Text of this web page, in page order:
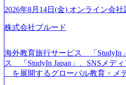
をデザインする」というビジョン
いることは何かを追究し、本当に
の736名（2024年1月）に到達。上
のスピードを上げている。 人にフ
る唯一無二のコンサルティングフ
サンド 執行役員新山氏、庄司氏イ
2026年8月14日(金) オンライン会社
株式会社ブルード
海外教育旅行サービス 「StudyIn
ス 「StudyIn Japan」、SNSメデ
を展開するグローバル教育・メ